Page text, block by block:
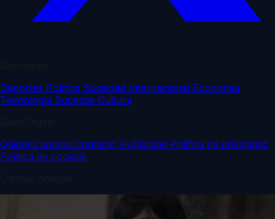
Deportes Política Sociedad Internacional Economía
Tecnología Sucesos Cultura
Quiénes somos Contacto Publicidad Política de privacidad
Política de cookies